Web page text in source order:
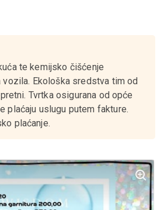
čišćenje namještaja i vozila.
ujedno i zadržimo vaše
jednostavan: mi brinemo o Vama
neprocjenjivi trenutak slobodnog
nepotrebnog stresa kako bi se
i svojim bližnjima. Stojimo vam na
je samo da nas kontaktirate i da se
te kemijsko čišćenje
vozila. Ekološka sredstva tim od
Tvrtka osigurana od opće
plaćaju uslugu putem fakture.
plaćanje.